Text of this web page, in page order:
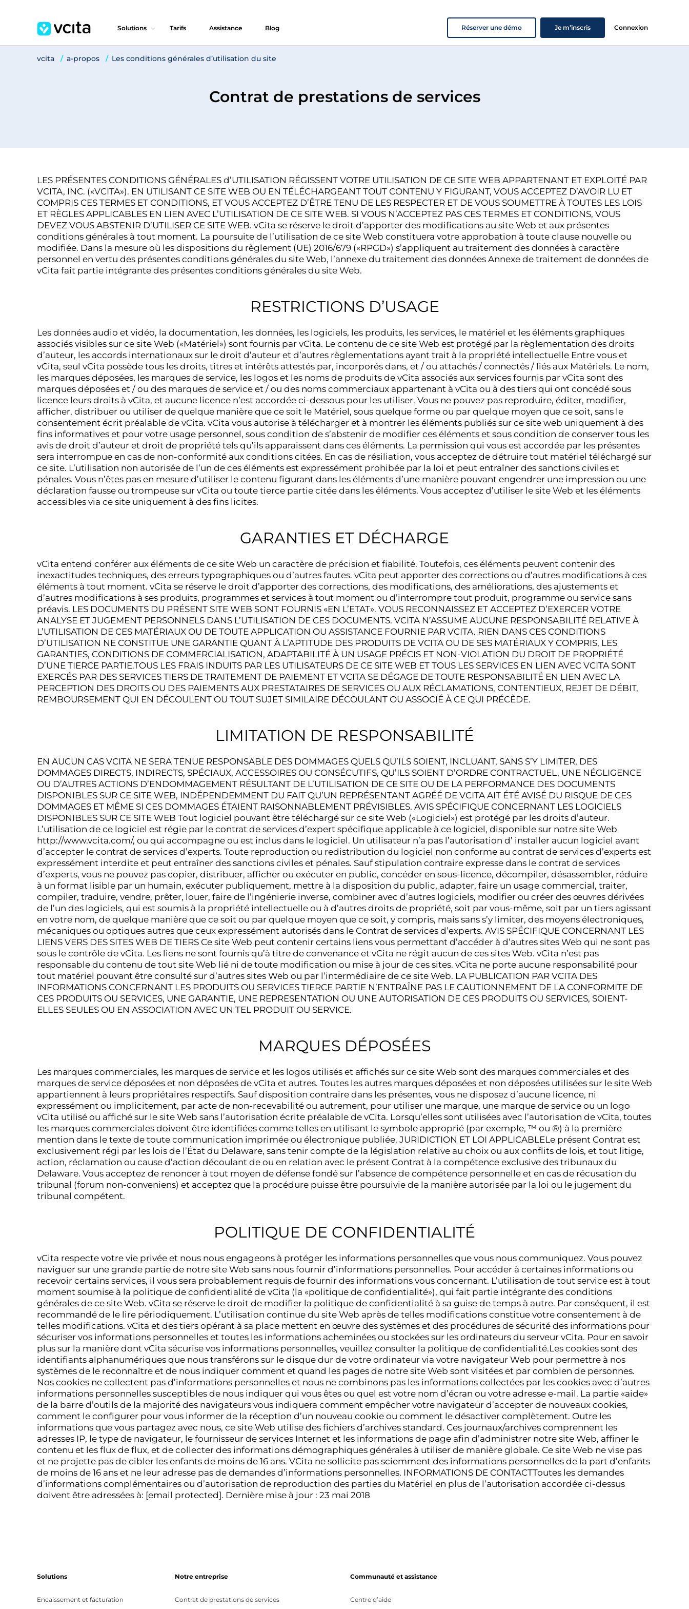
Solutions Tarifs Assistance Blog Réserver une démo Je m’inscris Connexion
vcita a-propos Les conditions générales d’utilisation du site
Contrat de prestations de services
LES PRÉSENTES CONDITIONS GÉNÉRALES d’UTILISATION RÉGISSENT VOTRE UTILISATION DE CE SITE WEB APPARTENANT ET EXPLOITÉ PAR
VCITA, INC. («VCITA»). EN UTILISANT CE SITE WEB OU EN TÉLÉCHARGEANT TOUT CONTENU Y FIGURANT, VOUS ACCEPTEZ D’AVOIR LU ET
COMPRIS CES TERMES ET CONDITIONS, ET VOUS ACCEPTEZ D’ÊTRE TENU DE LES RESPECTER ET DE VOUS SOUMETTRE À TOUTES LES LOIS
ET RÈGLES APPLICABLES EN LIEN AVEC L’UTILISATION DE CE SITE WEB. SI VOUS N’ACCEPTEZ PAS CES TERMES ET CONDITIONS, VOUS
DEVEZ VOUS ABSTENIR D’UTILISER CE SITE WEB. vCita se réserve le droit d’apporter des modifications au site Web et aux présentes
conditions générales à tout moment. La poursuite de l’utilisation de ce site Web constituera votre approbation à toute clause nouvelle ou
modifiée. Dans la mesure où les dispositions du règlement (UE) 2016/679 («RPGD») s’appliquent au traitement des données à caractère
personnel en vertu des présentes conditions générales du site Web, l’annexe du traitement des données Annexe de traitement de données de
vCita fait partie intégrante des présentes conditions générales du site Web.
RESTRICTIONS D’USAGE
Les données audio et vidéo, la documentation, les données, les logiciels, les produits, les services, le matériel et les éléments graphiques
associés visibles sur ce site Web («Matériel») sont fournis par vCita. Le contenu de ce site Web est protégé par la règlementation des droits
d’auteur, les accords internationaux sur le droit d’auteur et d’autres règlementations ayant trait à la propriété intellectuelle Entre vous et
vCita, seul vCita possède tous les droits, titres et intérêts attestés par, incorporés dans, et / ou attachés / connectés / liés aux Matériels. Le nom,
les marques déposées, les marques de service, les logos et les noms de produits de vCita associés aux services fournis par vCita sont des
marques déposées et / ou des marques de service et / ou des noms commerciaux appartenant à vCita ou à des tiers qui ont concédé sous
licence leurs droits à vCita, et aucune licence n’est accordée ci-dessous pour les utiliser. Vous ne pouvez pas reproduire, éditer, modifier,
afficher, distribuer ou utiliser de quelque manière que ce soit le Matériel, sous quelque forme ou par quelque moyen que ce soit, sans le
consentement écrit préalable de vCita. vCita vous autorise à télécharger et à montrer les éléments publiés sur ce site web uniquement à des
fins informatives et pour votre usage personnel, sous condition de s’abstenir de modifier ces éléments et sous condition de conserver tous les
avis de droit d’auteur et droit de propriété tels qu’ils apparaissent dans ces éléments. La permission qui vous est accordée par les présentes
sera interrompue en cas de non-conformité aux conditions citées. En cas de résiliation, vous acceptez de détruire tout matériel téléchargé sur
ce site. L’utilisation non autorisée de l’un de ces éléments est expressément prohibée par la loi et peut entraîner des sanctions civiles et
pénales. Vous n’êtes pas en mesure d’utiliser le contenu figurant dans les éléments d’une manière pouvant engendrer une impression ou une
déclaration fausse ou trompeuse sur vCita ou toute tierce partie citée dans les éléments. Vous acceptez d’utiliser le site Web et les éléments
accessibles via ce site uniquement à des fins licites.
GARANTIES ET DÉCHARGE
vCita entend conférer aux éléments de ce site Web un caractère de précision et fiabilité. Toutefois, ces éléments peuvent contenir des
inexactitudes techniques, des erreurs typographiques ou d’autres fautes. vCita peut apporter des corrections ou d’autres modifications à ces
éléments à tout moment. vCita se réserve le droit d’apporter des corrections, des modifications, des améliorations, des ajustements et
d’autres modifications à ses produits, programmes et services à tout moment ou d’interrompre tout produit, programme ou service sans
préavis. LES DOCUMENTS DU PRÉSENT SITE WEB SONT FOURNIS «EN L’ETAT». VOUS RECONNAISSEZ ET ACCEPTEZ D’EXERCER VOTRE
ANALYSE ET JUGEMENT PERSONNELS DANS L’UTILISATION DE CES DOCUMENTS. VCITA N’ASSUME AUCUNE RESPONSABILITÉ RELATIVE À
L’UTILISATION DE CES MATÉRIAUX OU DE TOUTE APPLICATION OU ASSISTANCE FOURNIE PAR VCITA. RIEN DANS CES CONDITIONS
D’UTILISATION NE CONSTITUE UNE GARANTIE QUANT À L’APTITUDE DES PRODUITS DE VCITA OU DE SES MATÉRIAUX Y COMPRIS, LES
GARANTIES, CONDITIONS DE COMMERCIALISATION, ADAPTABILITÉ À UN USAGE PRÉCIS ET NON-VIOLATION DU DROIT DE PROPRIÉTÉ
D’UNE TIERCE PARTIE.TOUS LES FRAIS INDUITS PAR LES UTILISATEURS DE CE SITE WEB ET TOUS LES SERVICES EN LIEN AVEC VCITA SONT
EXERCÉS PAR DES SERVICES TIERS DE TRAITEMENT DE PAIEMENT ET VCITA SE DÉGAGE DE TOUTE RESPONSABILITÉ EN LIEN AVEC LA
PERCEPTION DES DROITS OU DES PAIEMENTS AUX PRESTATAIRES DE SERVICES OU AUX RÉCLAMATIONS, CONTENTIEUX, REJET DE DÉBIT,
REMBOURSEMENT QUI EN DÉCOULENT OU TOUT SUJET SIMILAIRE DÉCOULANT OU ASSOCIÉ À CE QUI PRÉCÈDE.
LIMITATION DE RESPONSABILITÉ
EN AUCUN CAS VCITA NE SERA TENUE RESPONSABLE DES DOMMAGES QUELS QU’ILS SOIENT, INCLUANT, SANS S’Y LIMITER, DES
DOMMAGES DIRECTS, INDIRECTS, SPÉCIAUX, ACCESSOIRES OU CONSÉCUTIFS, QU’ILS SOIENT D’ORDRE CONTRACTUEL, UNE NÉGLIGENCE
OU D’AUTRES ACTIONS D’ENDOMMAGEMENT RÉSULTANT DE L’UTILISATION DE CE SITE OU DE LA PERFORMANCE DES DOCUMENTS
DISPONIBLES SUR CE SITE WEB, INDÉPENDEMMENT DU FAIT QU’UN REPRÉSENTANT AGRÉÉ DE VCITA AIT ÉTÉ AVISÉ DU RISQUE DE CES
DOMMAGES ET MÊME SI CES DOMMAGES ÉTAIENT RAISONNABLEMENT PRÉVISIBLES. AVIS SPÉCIFIQUE CONCERNANT LES LOGICIELS
DISPONIBLES SUR CE SITE WEB Tout logiciel pouvant être téléchargé sur ce site Web («Logiciel») est protégé par les droits d’auteur.
L’utilisation de ce logiciel est régie par le contrat de services d’expert spécifique applicable à ce logiciel, disponible sur notre site Web
http://www.vcita.com/, ou qui accompagne ou est inclus dans le logiciel. Un utilisateur n’a pas l’autorisation d’ installer aucun logiciel avant
d’accepter le contrat de services d’experts. Toute reproduction ou redistribution du logiciel non conforme au contrat de services d’experts est
expressément interdite et peut entraîner des sanctions civiles et pénales. Sauf stipulation contraire expresse dans le contrat de services
d’experts, vous ne pouvez pas copier, distribuer, afficher ou exécuter en public, concéder en sous-licence, décompiler, désassembler, réduire
à un format lisible par un humain, exécuter publiquement, mettre à la disposition du public, adapter, faire un usage commercial, traiter,
compiler, traduire, vendre, prêter, louer, faire de l’ingénierie inverse, combiner avec d’autres logiciels, modifier ou créer des œuvres dérivées
de l’un des logiciels, qui est soumis à la propriété intellectuelle ou à d’autres droits de propriété, soit par vous-même, soit par un tiers agissant
en votre nom, de quelque manière que ce soit ou par quelque moyen que ce soit, y compris, mais sans s’y limiter, des moyens électroniques,
mécaniques ou optiques autres que ceux expressément autorisés dans le Contrat de services d’experts. AVIS SPÉCIFIQUE CONCERNANT LES
LIENS VERS DES SITES WEB DE TIERS Ce site Web peut contenir certains liens vous permettant d’accéder à d’autres sites Web qui ne sont pas
sous le contrôle de vCita. Les liens ne sont fournis qu’à titre de convenance et vCita ne régit aucun de ces sites Web. vCita n’est pas
responsable du contenu de tout site Web lié ni de toute modification ou mise à jour de ces sites. vCita ne porte aucune responsabilité pour
tout matériel pouvant être consulté sur d’autres sites Web ou par l’intermédiaire de ce site Web. LA PUBLICATION PAR VCITA DES
INFORMATIONS CONCERNANT LES PRODUITS OU SERVICES TIERCE PARTIE N’ENTRAÎNE PAS LE CAUTIONNEMENT DE LA CONFORMITE DE
CES PRODUITS OU SERVICES, UNE GARANTIE, UNE REPRESENTATION OU UNE AUTORISATION DE CES PRODUITS OU SERVICES, SOIENT-
ELLES SEULES OU EN ASSOCIATION AVEC UN TEL PRODUIT OU SERVICE.
MARQUES DÉPOSÉES
Les marques commerciales, les marques de service et les logos utilisés et affichés sur ce site Web sont des marques commerciales et des
marques de service déposées et non déposées de vCita et autres. Toutes les autres marques déposées et non déposées utilisées sur le site Web
appartiennent à leurs propriétaires respectifs. Sauf disposition contraire dans les présentes, vous ne disposez d’aucune licence, ni
expressément ou implicitement, par acte de non-recevabilité ou autrement, pour utiliser une marque, une marque de service ou un logo
vCita utilisé ou affiché sur le site Web sans l’autorisation écrite préalable de vCita. Lorsqu’elles sont utilisées avec l’autorisation de vCita, toutes
les marques commerciales doivent être identifiées comme telles en utilisant le symbole approprié (par exemple, ™ ou ®) à la première
mention dans le texte de toute communication imprimée ou électronique publiée. JURIDICTION ET LOI APPLICABLELe présent Contrat est
exclusivement régi par les lois de l’État du Delaware, sans tenir compte de la législation relative au choix ou aux conflits de lois, et tout litige,
action, réclamation ou cause d’action découlant de ou en relation avec le présent Contrat à la compétence exclusive des tribunaux du
Delaware. Vous acceptez de renoncer à tout moyen de défense fondé sur l’absence de compétence personnelle et en cas de récusation du
tribunal (forum non-conveniens) et acceptez que la procédure puisse être poursuivie de la manière autorisée par la loi ou le jugement du
tribunal compétent.
POLITIQUE DE CONFIDENTIALITÉ
vCita respecte votre vie privée et nous nous engageons à protéger les informations personnelles que vous nous communiquez. Vous pouvez
naviguer sur une grande partie de notre site Web sans nous fournir d’informations personnelles. Pour accéder à certaines informations ou
recevoir certains services, il vous sera probablement requis de fournir des informations vous concernant. L’utilisation de tout service est à tout
moment soumise à la politique de confidentialité de vCita (la «politique de confidentialité»), qui fait partie intégrante des conditions
générales de ce site Web. vCita se réserve le droit de modifier la politique de confidentialité à sa guise de temps à autre. Par conséquent, il est
recommandé de le lire périodiquement. L’utilisation continue du site Web après de telles modifications constitue votre consentement à de
telles modifications. vCita et des tiers opérant à sa place mettent en œuvre des systèmes et des procédures de sécurité des informations pour
sécuriser vos informations personnelles et toutes les informations acheminées ou stockées sur les ordinateurs du serveur vCita. Pour en savoir
plus sur la manière dont vCita sécurise vos informations personnelles, veuillez consulter la politique de confidentialité.Les cookies sont des
identifiants alphanumériques que nous transférons sur le disque dur de votre ordinateur via votre navigateur Web pour permettre à nos
systèmes de le reconnaître et de nous indiquer comment et quand les pages de notre site Web sont visitées et par combien de personnes.
Nos cookies ne collectent pas d’informations personnelles et nous ne combinons pas les informations collectées par les cookies avec d’autres
informations personnelles susceptibles de nous indiquer qui vous êtes ou quel est votre nom d’écran ou votre adresse e-mail. La partie «aide»
de la barre d’outils de la majorité des navigateurs vous indiquera comment empêcher votre navigateur d’accepter de nouveaux cookies,
comment le configurer pour vous informer de la réception d’un nouveau cookie ou comment le désactiver complètement. Outre les
informations que vous partagez avec nous, ce site Web utilise des fichiers d’archives standard. Ces journaux/archives comprennent les
adresses IP, le type de navigateur, le fournisseur de services Internet et les informations de page afin d’administrer notre site Web, affiner le
contenu et les flux de flux, et de collecter des informations démographiques générales à utiliser de manière globale. Ce site Web ne vise pas
et ne projette pas de cibler les enfants de moins de 16 ans. VCita ne sollicite pas sciemment des informations personnelles de la part d’enfants
de moins de 16 ans et ne leur adresse pas de demandes d’informations personnelles. INFORMATIONS DE CONTACTToutes les demandes
d’informations complémentaires ou d’autorisation de reproduction des parties du Matériel en plus de l’autorisation accordée ci-dessus
doivent être adressées à: [email protected]. Dernière mise à jour : 23 mai 2018
Solutions
Encaissement et facturation
Notre entreprise
Contrat de prestations de services
Communauté et assistance
Centre d’aide